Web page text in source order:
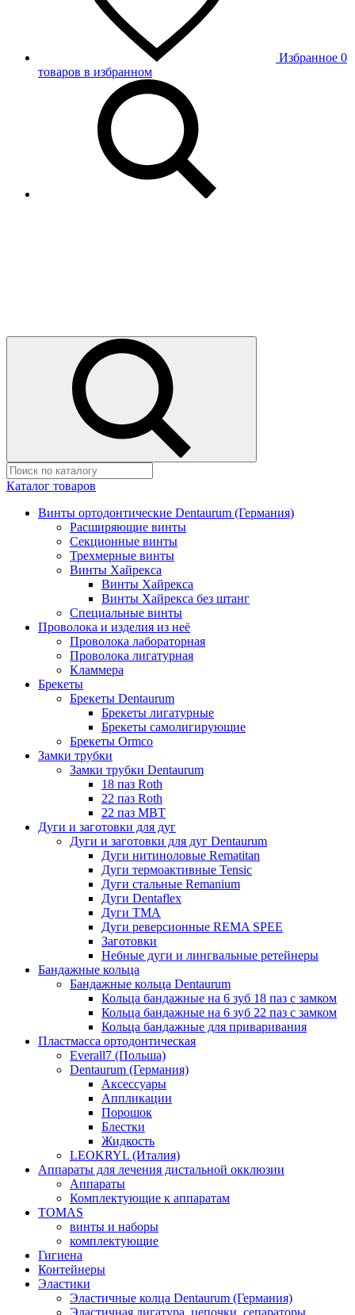
Избранное 0
товаров в избранном
Каталог товаров
Винты ортодонтические Dentaurum (Германия)
Расширяющие винты
Секционные винты
Трехмерные винты
Винты Хайрекса
Винты Хайрекса
Винты Хайрекса без штанг
Специальные винты
Проволока и изделия из неё
Проволока лабораторная
Проволока лигатурная
Кламмера
Брекеты
Брекеты Dentaurum
Брекеты лигатурные
Брекеты самолигирующие
Брекеты Ormco
Замки трубки
Замки трубки Dentaurum
18 паз Roth
22 паз Roth
22 паз МВТ
Дуги и заготовки для дуг
Дуги и заготовки для дуг Dentaurum
Дуги нитиноловые Rematitan
Дуги термоактивные Tensic
Дуги стальные Remanium
Дуги Dentaflex
Дуги ТМА
Дуги реверсионные REMA SPEE
Заготовки
Небные дуги и лингвальные ретейнеры
Бандажные кольца
Бандажные кольца Dentaurum
Кольца бандажные на 6 зуб 18 паз с замком
Кольца бандажные на 6 зуб 22 паз с замком
Кольца бандажные для приваривания
Пластмасса ортодонтическая
Everall7 (Польша)
Dentaurum (Германия)
Аксессуары
Аппликации
Порошок
Блестки
Жидкость
LEOKRYL (Италия)
Аппараты для лечения дистальной окклюзии
Аппараты
Комплектующие к аппаратам
TOMAS
винты и наборы
комплектующие
Гигиена
Контейнеры
Эластики
Эластичные колца Dentaurum (Германия)
Эластичная лигатура, цепочки, сепараторы